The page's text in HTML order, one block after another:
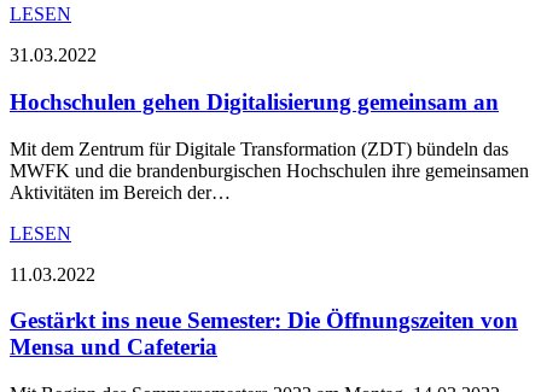
LESEN
31.03.2022
Hochschulen gehen Digitalisierung gemeinsam an
Mit dem Zentrum für Digitale Transformation (ZDT) bündeln das
MWFK und die brandenburgischen Hochschulen ihre gemeinsamen
Aktivitäten im Bereich der…
LESEN
11.03.2022
Gestärkt ins neue Semester: Die Öffnungszeiten von
Mensa und Cafeteria